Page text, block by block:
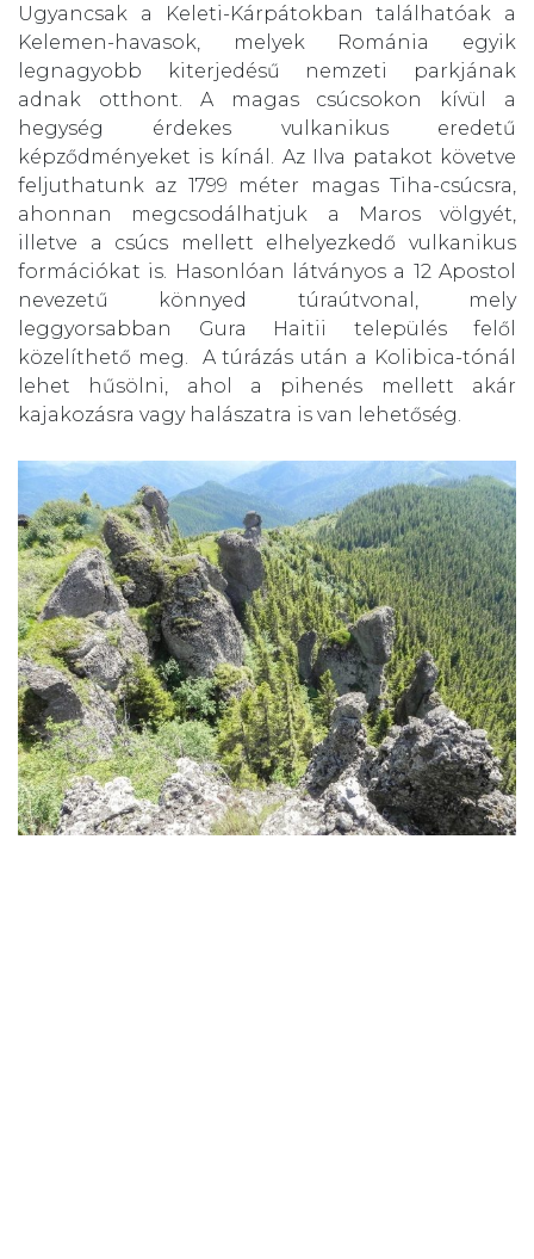
Ugyancsak a Keleti-Kárpátokban találhatóak a
Kelemen-havasok, melyek Románia egyik
legnagyobb kiterjedésű nemzeti parkjának
adnak otthont. A magas csúcsokon kívül a
hegység érdekes vulkanikus eredetű
képződményeket is kínál. Az Ilva patakot követve
feljuthatunk az 1799 méter magas Tiha-csúcsra,
ahonnan megcsodálhatjuk a Maros völgyét,
illetve a csúcs mellett elhelyezkedő vulkanikus
formációkat is. Hasonlóan látványos a 12 Apostol
nevezetű könnyed túraútvonal, mely
leggyorsabban Gura Haitii település felől
közelíthető meg. A túrázás után a Kolibica-tónál
lehet hűsölni, ahol a pihenés mellett akár
kajakozásra vagy halászatra is van lehetőség.